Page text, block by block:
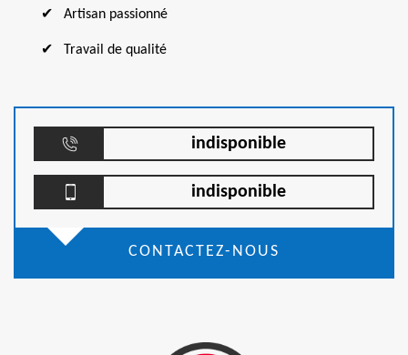
Artisan passionné
Travail de qualité
indisponible
indisponible
CONTACTEZ-NOUS